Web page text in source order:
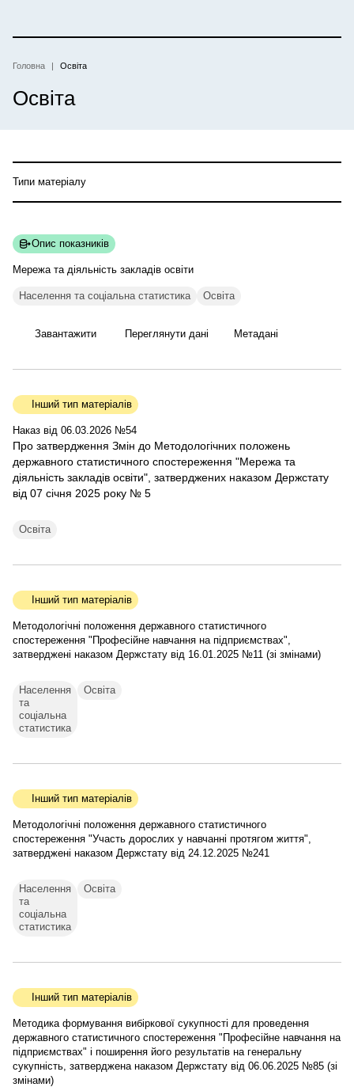
основного
Рядок
навіґації
Головна Освіта
Освіта
Типи матеріалу
Опис показників
Мережа та діяльність закладів освіти
Населення та соціальна статистика Освіта
Завантажити Переглянути дані Метадані
Інший тип матеріалів
Наказ від 06.03.2026 №54
Про затвердження Змін до Методологічних положень
державного статистичного спостереження "Мережа та
діяльність закладів освіти", затверджених наказом Держстату
від 07 січня 2025 року № 5
Освіта
Інший тип матеріалів
Методологічні положення державного статистичного
спостереження "Професійне навчання на підприємствах",
затверджені наказом Держстату від 16.01.2025 №11 (зі змінами)
Населення
та
соціальна
статистика
Освіта
Інший тип матеріалів
Методологічні положення державного статистичного
спостереження "Участь дорослих у навчанні протягом життя",
затверджені наказом Держстату від 24.12.2025 №241
Населення
та
соціальна
статистика
Освіта
Інший тип матеріалів
Методика формування вибіркової сукупності для проведення
державного статистичного спостереження "Професійне навчання на
підприємствах" і поширення його результатів на генеральну
сукупність, затверджена наказом Держстату від 06.06.2025 №85 (зі
змінами)